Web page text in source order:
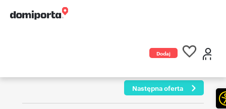
Dodaj
Następna oferta